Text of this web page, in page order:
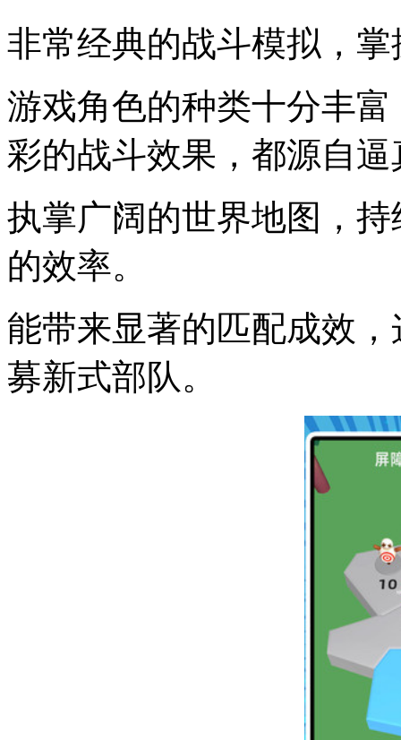
非常经典的战斗模拟，
游戏角色的种类十分丰
彩的战斗效果，都源自
执掌广阔的世界地图，
的效率。
能带来显著的匹配成效
募新式部队。